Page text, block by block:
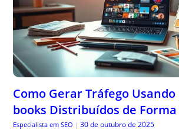
Como Gerar Tráfego Usando
books Distribuídos de
Especialista em SEO | 30 de outubro de 2025